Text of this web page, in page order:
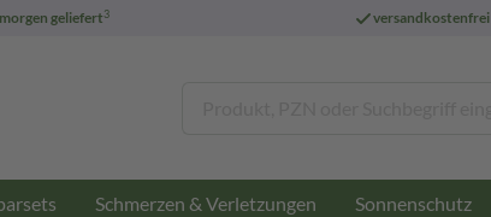
morgen geliefert3 versandkostenfrei
Schmerzen & Verletzungen Sonnenschutz